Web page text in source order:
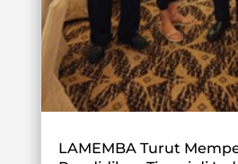
LAMEMBA Turut